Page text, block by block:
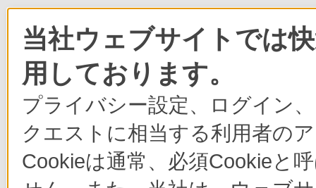
当社ウェブサイトでは
用しております。
プライバシー設定、ログイン
クエストに相当する利用者の
Cookieは通常、必須Cookieと